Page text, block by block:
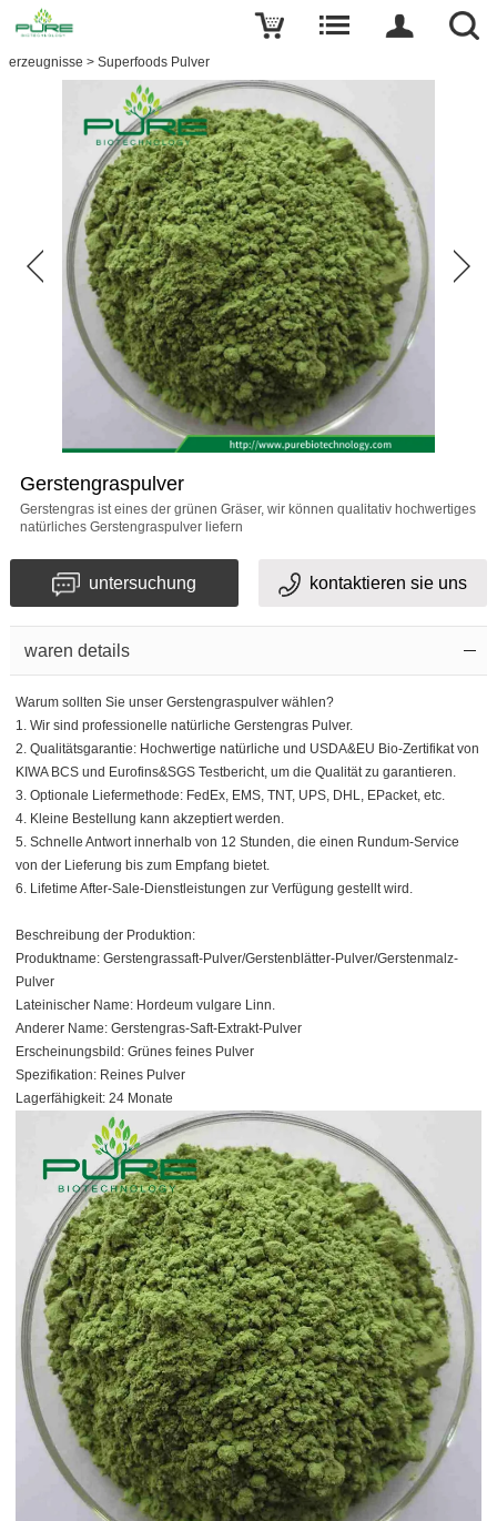
erzeugnisse > Superfoods Pulver
Gerstengraspulver
Gerstengras ist eines der grünen Gräser, wir können qualitativ hochwertiges
natürliches Gerstengraspulver liefern
untersuchung kontaktieren sie uns
waren details
Warum sollten Sie unser Gerstengraspulver wählen?
1. Wir sind professionelle natürliche Gerstengras Pulver.
2. Qualitätsgarantie: Hochwertige natürliche und USDA&EU Bio-Zertifikat von
KIWA BCS und Eurofins&SGS Testbericht, um die Qualität zu garantieren.
3. Optionale Liefermethode: FedEx, EMS, TNT, UPS, DHL, EPacket, etc.
4. Kleine Bestellung kann akzeptiert werden.
5. Schnelle Antwort innerhalb von 12 Stunden, die einen Rundum-Service
von der Lieferung bis zum Empfang bietet.
6. Lifetime After-Sale-Dienstleistungen zur Verfügung gestellt wird.
Beschreibung der Produktion:
Produktname: Gerstengrassaft-Pulver/Gerstenblätter-Pulver/Gerstenmalz-
Pulver
Lateinischer Name: Hordeum vulgare Linn.
Anderer Name: Gerstengras-Saft-Extrakt-Pulver
Erscheinungsbild: Grünes feines Pulver
Spezifikation: Reines Pulver
Lagerfähigkeit: 24 Monate